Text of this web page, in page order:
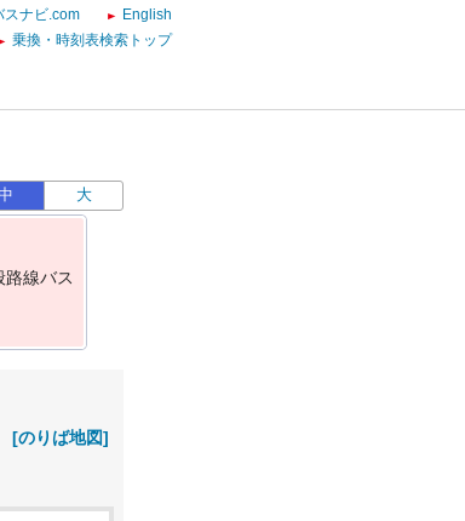
スナビ.com
English
乗換・時刻表検索トップ
大
路線バス
[のりば地図]